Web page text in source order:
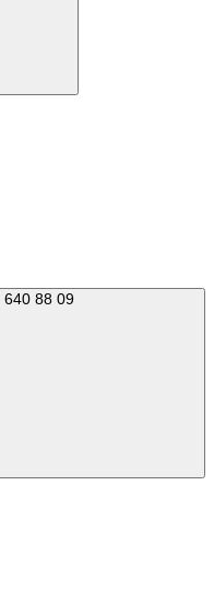
8 (495) 640 88 09